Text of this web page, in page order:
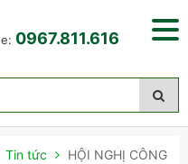
0967.811.616
Tin tức
HỘI NGHỊ CÔNG